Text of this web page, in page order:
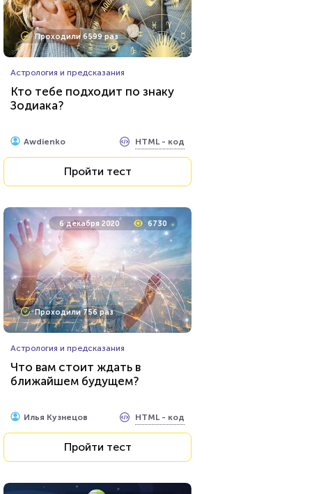
Проходили 6599 раз
Астрология и предсказания
Кто тебе подходит по знаку
Зодиака?
Awdienko HTML - код
Пройти тест
6 декабря 2020 6730
Проходили 756 раз
Астрология и предсказания
Что вам стоит ждать в
ближайшем будущем?
Илья Кузнецов HTML - код
Пройти тест